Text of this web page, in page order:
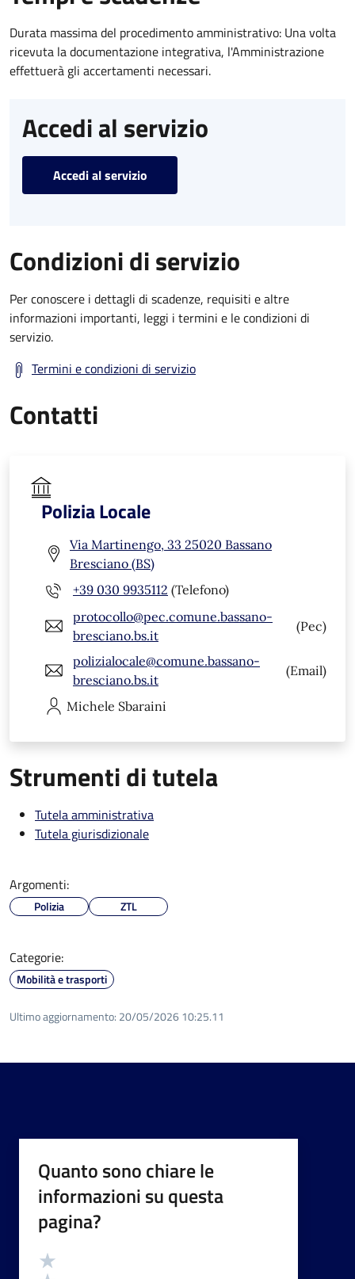
Durata massima del procedimento amministrativo: Una volta
ricevuta la documentazione integrativa, l'Amministrazione
effettuerà gli accertamenti necessari.
Accedi al servizio
Accedi al servizio
Condizioni di servizio
Per conoscere i dettagli di scadenze, requisiti e altre
informazioni importanti, leggi i termini e le condizioni di
servizio.
Termini e condizioni di servizio
Contatti
Polizia Locale
Via Martinengo, 33 25020 Bassano
Bresciano (BS)
+39 030 9935112 (Telefono)
protocollo@pec.comune.bassano-
bresciano.bs.it
(Pec)
polizialocale@comune.bassano-
bresciano.bs.it
(Email)
Michele Sbaraini
Strumenti di tutela
Tutela amministrativa
Tutela giurisdizionale
Argomenti:
Polizia ZTL
Categorie:
Mobilità e trasporti
Ultimo aggiornamento: 20/05/2026 10:25.11
Quanto sono chiare le
informazioni su questa
pagina?
Valutazione